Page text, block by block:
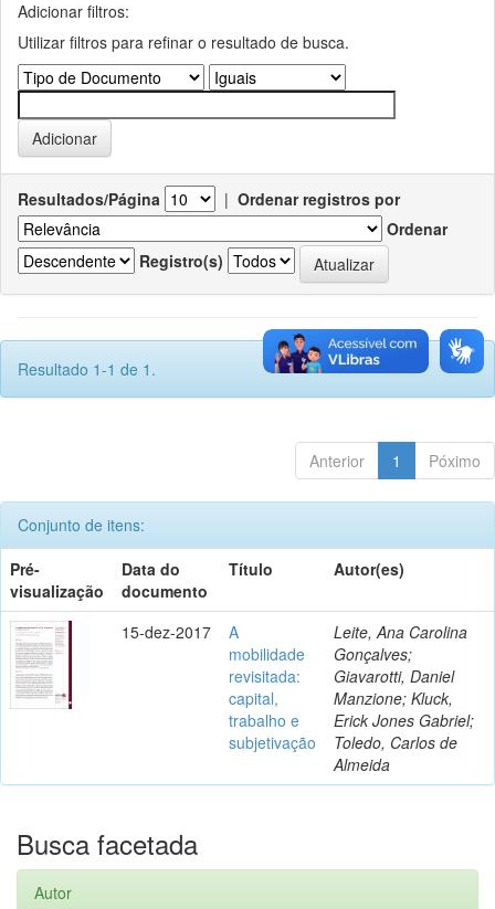
Adicionar filtros:
Utilizar filtros para refinar o resultado de busca.
Resultados/Página | Ordenar registros por
Ordenar
Registro(s)
Resultado 1-1 de 1.
Anterior 1 Póximo
Conjunto de itens:
Pré-
visualização
Data do
documento
Título Autor(es)
15-dez-2017
A
mobilidade
revisitada:
capital,
trabalho e
subjetivação
Leite, Ana Carolina
Gonçalves;
Giavarotti, Daniel
Manzione; Kluck,
Erick Jones Gabriel;
Toledo, Carlos de
Almeida
Busca facetada
Autor